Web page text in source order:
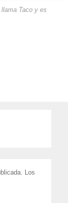
Taco y es
Los